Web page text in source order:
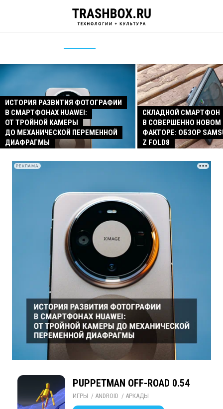
ИСТОРИЯ РАЗВИТИЯ ФОТОГРАФИИ
В СМАРТФОНАХ HUAWEI:
ОТ ТРОЙНОЙ КАМЕРЫ
ДО МЕХАНИЧЕСКОЙ ПЕРЕМЕННОЙ
ДИАФРАГМЫ
СКЛАДНОЙ СМАРТФОН
В СОВЕРШЕННО
ФАКТОРЕ: ОБЗОР
Z FOLD8
РЕКЛАМА
PUPPETMAN OFF-ROAD 0.54
ИГРЫ / ANDROID / АРКАДЫ